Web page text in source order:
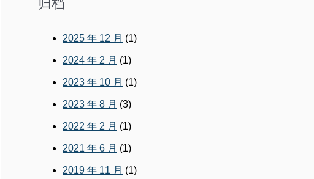
归档
2025 年 12 月 (1)
2024 年 2 月 (1)
2023 年 10 月 (1)
2023 年 8 月 (3)
2022 年 2 月 (1)
2021 年 6 月 (1)
2019 年 11 月 (1)